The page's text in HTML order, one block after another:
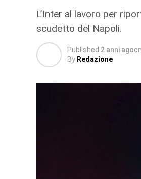
L’Inter al lavoro per
scudetto del Napoli.
Published 2 anni agoon
By Redazione